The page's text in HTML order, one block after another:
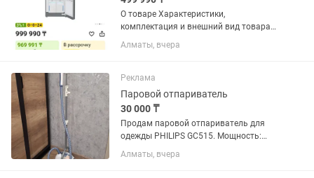
О товаре Характеристики,
комплектация и внешний вид товара
могут быть изменены производителем
без предварительного уведомления и
каталоге...
Алматы, вчера
Реклама
Паровой отпариватель
30 000 ₸
Продам паровой отпариватель для
одежды PHILIPS GC515. Мощность:
1500 Вт, Постоянная подача пара: 35 г/
мин, Объем резервуара: 1л. Состояние
Алматы, вчера